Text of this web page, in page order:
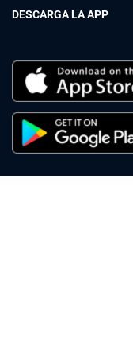
DESCARGA LA APP